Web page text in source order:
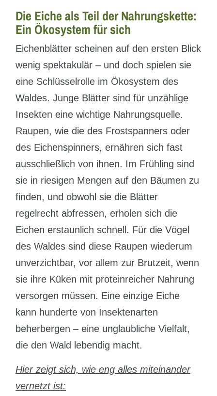
Die Eiche als Teil der Nahrungskette:
Ein Ökosystem für sich
Eichenblätter scheinen auf den ersten Blick
wenig spektakulär – und doch spielen sie
eine Schlüsselrolle im Ökosystem des
Waldes. Junge Blätter sind für unzählige
Insekten eine wichtige Nahrungsquelle.
Raupen, wie die des Frostspanners oder
des Eichenspinners, ernähren sich fast
ausschließlich von ihnen. Im Frühling sind
sie in riesigen Mengen auf den Bäumen zu
finden, und obwohl sie die Blätter
regelrecht abfressen, erholen sich die
Eichen erstaunlich schnell. Für die Vögel
des Waldes sind diese Raupen wiederum
unverzichtbar, vor allem zur Brutzeit, wenn
sie ihre Küken mit proteinreicher Nahrung
versorgen müssen. Eine einzige Eiche
kann hunderte von Insektenarten
beherbergen – eine unglaubliche Vielfalt,
die den Wald lebendig macht.
Hier zeigt sich, wie eng alles miteinander
vernetzt ist: